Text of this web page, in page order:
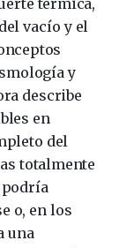
térmica,
vacío y el
y
describe
en
del
totalmente
o, en los
una